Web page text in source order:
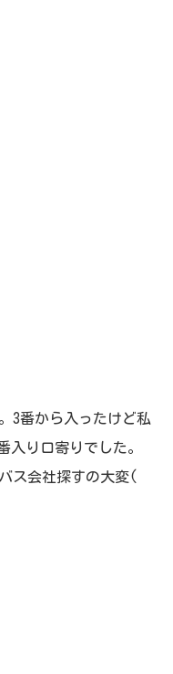
3番から入ったけど私
り口寄りでした。
ス会社探すの大変(